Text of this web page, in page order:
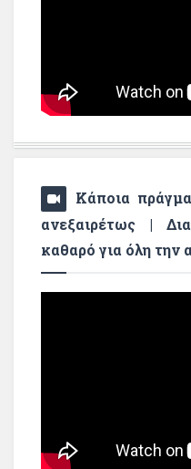
Κάποια
ανεξαιρέτως |
καθαρό για όλη την